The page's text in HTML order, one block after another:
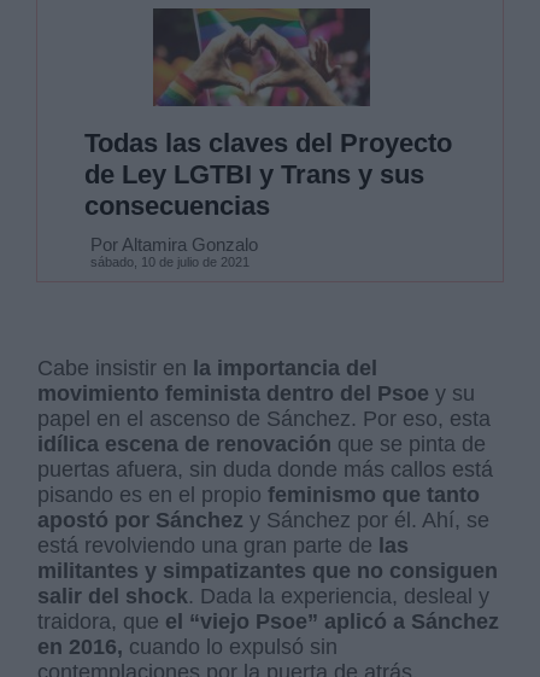
Todas las claves del Proyecto
de Ley LGTBI y Trans y sus
consecuencias
Por Altamira Gonzalo
sábado, 10 de julio de 2021
Cabe insistir en la importancia del
movimiento feminista dentro del Psoe y su
papel en el ascenso de Sánchez. Por eso, esta
idílica escena de renovación que se pinta de
puertas afuera, sin duda donde más callos está
pisando es en el propiofeminismo que tanto
apostó por Sánchez y Sánchez por él. Ahí, se
está revolviendo una gran parte de las
militantes y simpatizantes que no consiguen
salir del shock. Dada la experiencia, desleal y
traidora, que el “viejo Psoe” aplicó a Sánchez
en 2016, cuando lo expulsó sin
contemplaciones por la puerta de atrás,